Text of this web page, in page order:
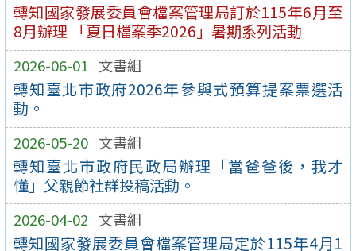
轉知國家發展委員會檔案管理局訂於115年6月至
8月辦理 「夏日檔案季2026」暑期系列活動
2026-06-01 文書組
轉知臺北市政府2026年參與式預算提案票選活
動。
2026-05-20 文書組
轉知臺北市政府民政局辦理「當爸爸後，我才
懂」父親節社群投稿活動。
2026-04-02 文書組
轉知國家發展委員會檔案管理局定於115年4月1